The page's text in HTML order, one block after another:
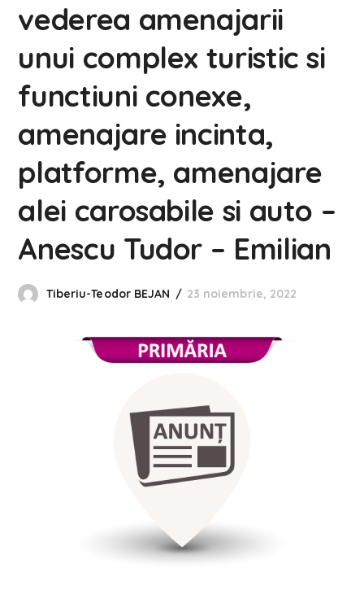
vederea amenajarii
unui complex turistic si
functiuni conexe,
amenajare incinta,
platforme, amenajare
alei carosabile si auto –
Anescu Tudor – Emilian
Tiberiu-Teodor BEJAN 23 noiembrie, 2022